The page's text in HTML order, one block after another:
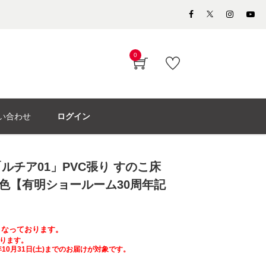
0
合わせ ログイン
チア01」PVC張り すのこ床
【有明ショールーム30周年記
っております。
ます。
月31日(土)までのお届けが対象です。